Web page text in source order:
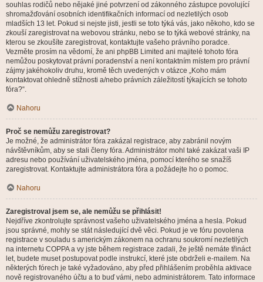
souhlas rodičů nebo nějaké jiné potvrzení od zákonného zástupce povolující
shromažďování osobních identifikačních informací od nezletilých osob
mladších 13 let. Pokud si nejste jisti, jestli se toto týká vás, jako někoho, kdo se
zkouší zaregistrovat na webovou stránku, nebo se to týká webové stránky, na
kterou se zkoušíte zaregistrovat, kontaktujte vašeho právního poradce.
Vezměte prosím na vědomí, že ani phpBB Limited ani majitelé tohoto fóra
nemůžou poskytovat právní poradenství a není kontaktním místem pro právní
zájmy jakéhokoliv druhu, kromě těch uvedených v otázce „Koho mám
kontaktovat ohledně stížnosti a/nebo právních záležitostí týkajících se tohoto
fóra?“.
Nahoru
Proč se nemůžu zaregistrovat?
Je možné, že administrátor fóra zakázal registrace, aby zabránil novým
návštěvníkům, aby se stali členy fóra. Administrátor mohl také zakázat vaši IP
adresu nebo používání uživatelského jména, pomocí kterého se snažíš
zaregistrovat. Kontaktujte administrátora fóra a požádejte ho o pomoc.
Nahoru
Zaregistroval jsem se, ale nemůžu se přihlásit!
Nejdříve zkontrolujte správnost vašeho uživatelského jména a hesla. Pokud
jsou správné, mohly se stát následující dvě věci. Pokud je ve fóru povolena
registrace v souladu s americkým zákonem na ochranu soukromí nezletilých
na internetu COPPA a vy jste během registrace zadali, že ještě nemáte třináct
let, budete muset postupovat podle instrukcí, které jste obdrželi e-mailem. Na
některých fórech je také vyžadováno, aby před přihlášením proběhla aktivace
nově registrovaného účtu a to buď vámi, nebo administrátorem. Tato informace